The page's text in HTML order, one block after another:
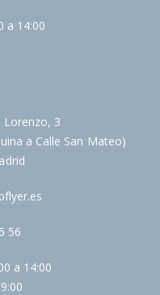
a 14:00
Lorenzo, 3
a Calle San Mateo)
56
a 14:00